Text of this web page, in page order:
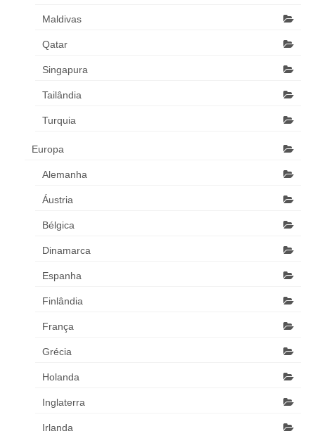
Maldivas
Qatar
Singapura
Tailândia
Turquia
Europa
Alemanha
Áustria
Bélgica
Dinamarca
Espanha
Finlândia
França
Grécia
Holanda
Inglaterra
Irlanda